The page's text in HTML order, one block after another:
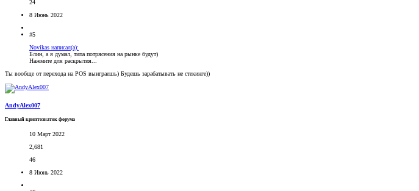
24
8 Июнь 2022
#5
Novikas написал(а):
Блин, а я думал, типа потрясения на рынке будут)
Нажмите для раскрытия...
Ты вообще от перехода на POS выиграешь) Будешь зарабатывать не стекинге))
AndyAlex007
Главный криптознаток форума
10 Март 2022
2,681
46
8 Июнь 2022